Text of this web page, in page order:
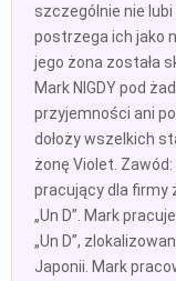
szczególnie nie
postrzega ich jako
jego żona została
Mark NIGDY pod
przyjemności ani
dołoży wszelkich
żonę Violet.
pracujący dla firmy
„Un D”. Mark
„Un D”,
Japonii. Mark